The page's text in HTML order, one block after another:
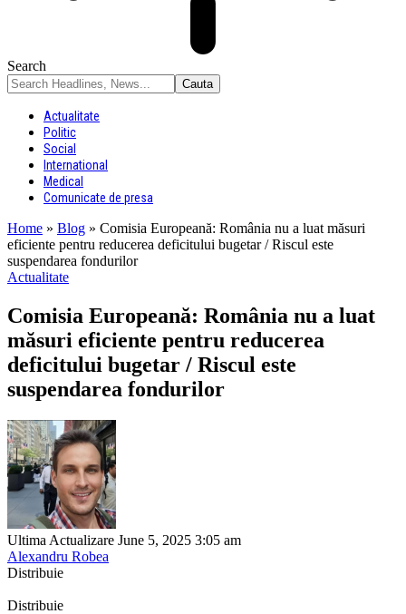
Search
Actualitate
Politic
Social
International
Medical
Comunicate de presa
Home » Blog » Comisia Europeană: România nu a luat măsuri
eficiente pentru reducerea deficitului bugetar / Riscul este
suspendarea fondurilor
Actualitate
Comisia Europeană: România nu a luat
măsuri eficiente pentru reducerea
deficitului bugetar / Riscul este
suspendarea fondurilor
Ultima Actualizare June 5, 2025 3:05 am
Alexandru Robea
Distribuie
Distribuie